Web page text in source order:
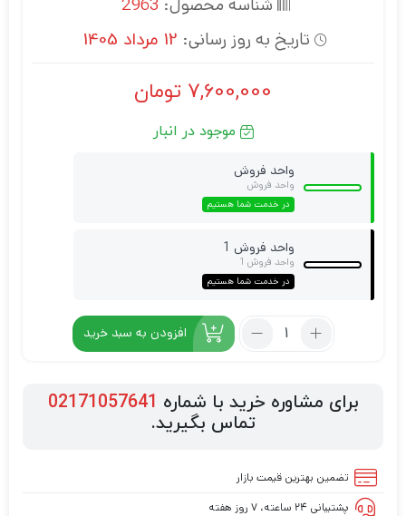
تاریخ به روز رسانی: 12 مرداد 1405
7,600,000 تومان
موجود در انبار
واحد فروش
واحد فروش
در خدمت شما هستیم
واحد فروش 1
واحد فروش 1
در خدمت شما هستیم
افزودن به سبد خرید
برای مشاوره خرید با شماره 02171057641
تماس بگیرید.
تضمین بهترین قیمت بازار
پشتیبانی ۲۴ ساعته، ۷ روز هفته